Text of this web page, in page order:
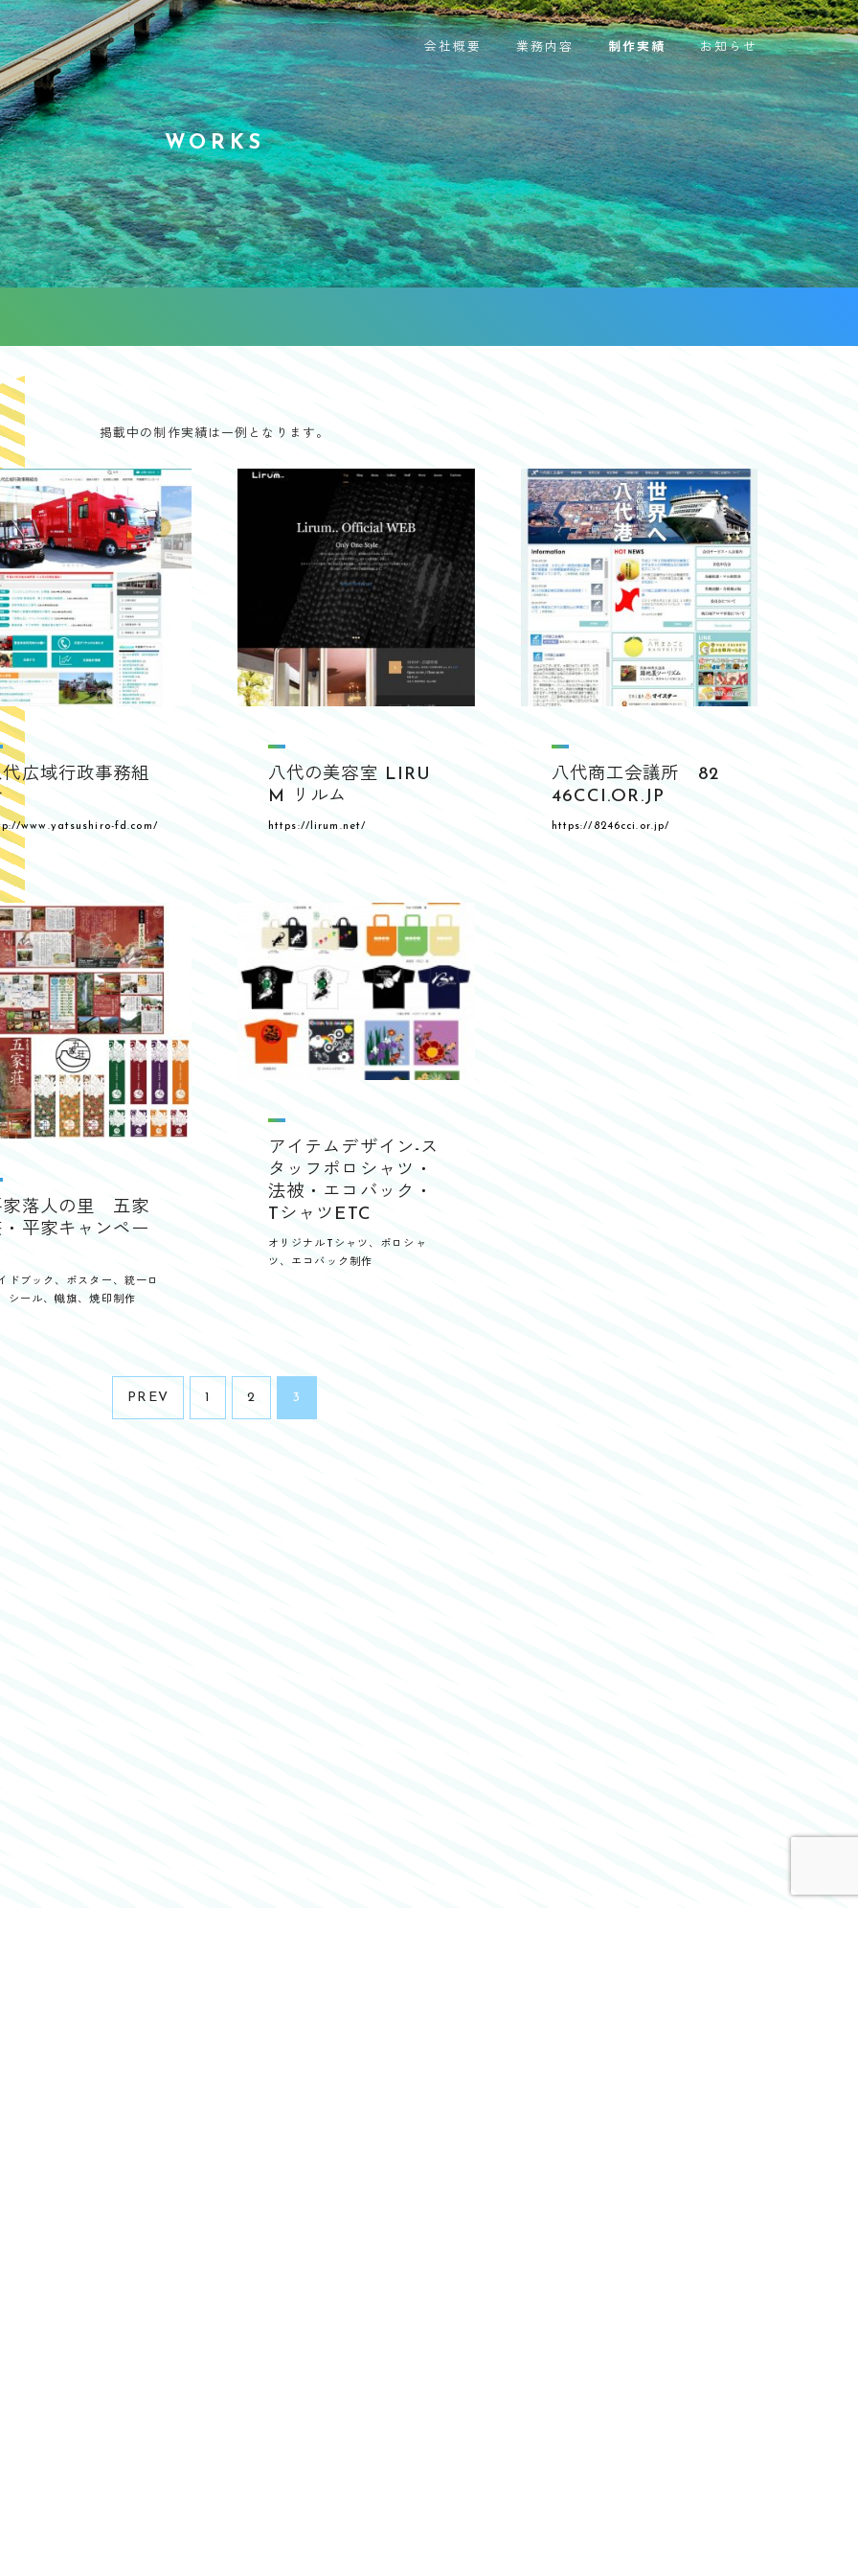
会社概要 業務内容 制作実績 お知らせ
WORKS
掲載中の制作実績は一例となります。
代広域行政事務組
www.yatsushiro-fd.com/
八代の美容室 LIRU
M リルム
https://lirum.net/
八代商工会議所 82
46CCI.OR.JP
https://8246cci.or.jp/
家落人の里 五家
平家キャンペー
ドブック、ポスター、統一ロ
シール、幟旗、焼印制作
アイテムデザイン-ス
タッフポロシャツ・
法被・エコバック・
TシャツETC
オリジナルTシャツ、ポロシャ
ツ、エコバック制作
PREV 1 2 3